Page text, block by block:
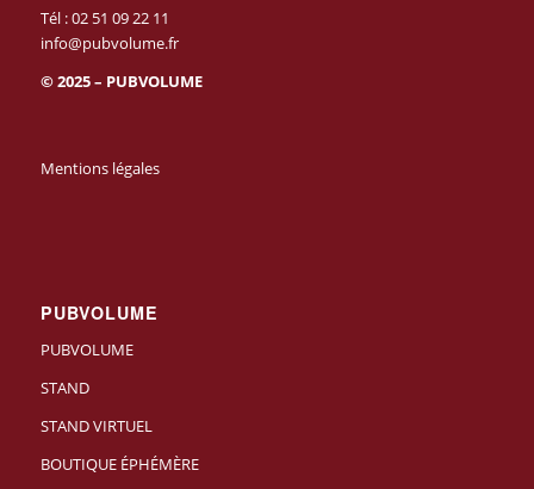
Tél :02 51 09 22 11
info@pubvolume.fr
© 2025 – PUBVOLUME
Mentions légales
PUBVOLUME
PUBVOLUME
STAND
STAND VIRTUEL
BOUTIQUE ÉPHÉMÈRE